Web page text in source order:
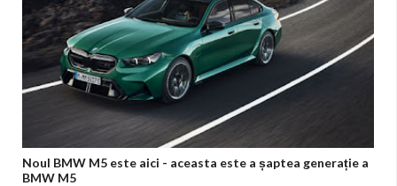
Noul BMW M5 este aici - aceasta este a șaptea generație a
BMW M5